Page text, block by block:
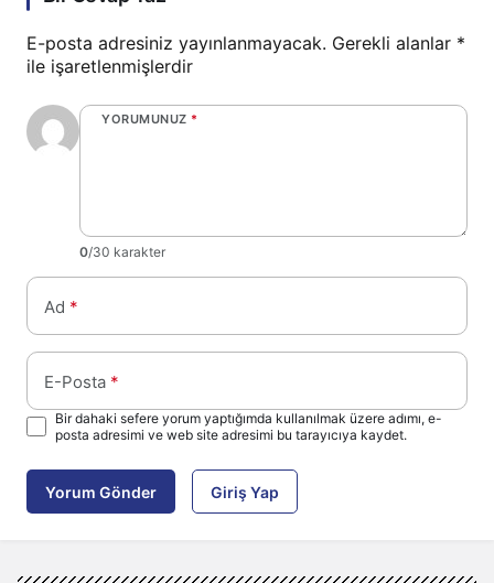
E-posta adresiniz yayınlanmayacak. Gerekli alanlar *
ile işaretlenmişlerdir
YORUMUNUZ *
0/30 karakter
Ad *
E-Posta *
Bir dahaki sefere yorum yaptığımda kullanılmak üzere adımı, e-
posta adresimi ve web site adresimi bu tarayıcıya kaydet.
Yorum Gönder Giriş Yap